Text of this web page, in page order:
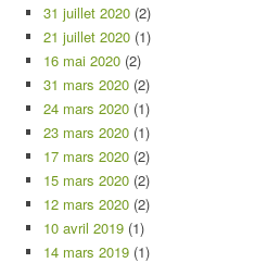
31 juillet 2020 (2)
21 juillet 2020 (1)
16 mai 2020 (2)
31 mars 2020 (2)
24 mars 2020 (1)
23 mars 2020 (1)
17 mars 2020 (2)
15 mars 2020 (2)
12 mars 2020 (2)
10 avril 2019 (1)
14 mars 2019 (1)